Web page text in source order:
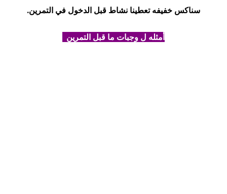
سناكس خفيفه تعطينا نشاط قبل الدخول في التمرين.
أمثله لوجبات ما قبل التمرين